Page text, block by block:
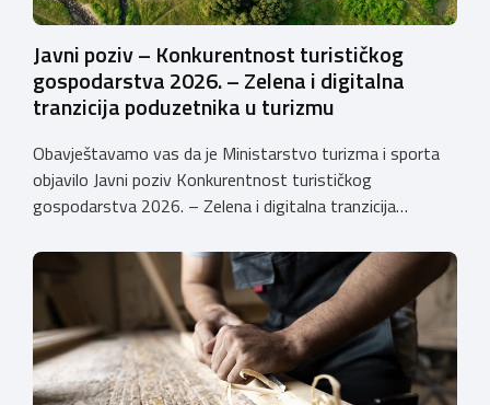
Javni poziv – Konkurentnost turističkog
gospodarstva 2026. – Zelena i digitalna
tranzicija poduzetnika u turizmu
Obavještavamo vas da je Ministarstvo turizma i sporta
objavilo Javni poziv Konkurentnost turističkog
gospodarstva 2026. – Zelena i digitalna tranzicija
male vrijednosti u ukupnom iznosu od 3.403.640,00 €.
Program je namijenjen subjektima malog gospodarstva
registriranim za ugostiteljske i/ili turističke djelatnosti,
obiteljskim poljoprivrednim
gospodarstvima/poljoprivrednicima koja su registrirana
za pružanje […]